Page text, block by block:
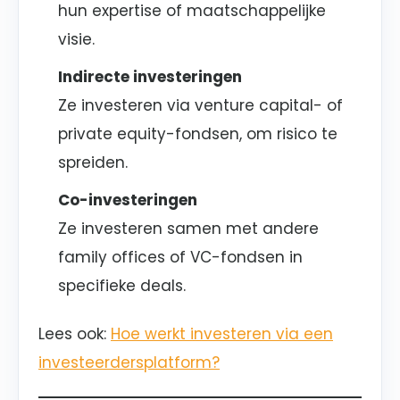
hun expertise of maatschappelijke
visie.
Indirecte investeringen
Ze investeren via venture capital- of
private equity-fondsen, om risico te
spreiden.
Co-investeringen
Ze investeren samen met andere
family offices of VC-fondsen in
specifieke deals.
Lees ook: Hoe werkt investeren via een
investeerdersplatform?